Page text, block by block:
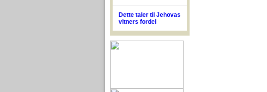
Dette taler til Jehovas
vitners fordel